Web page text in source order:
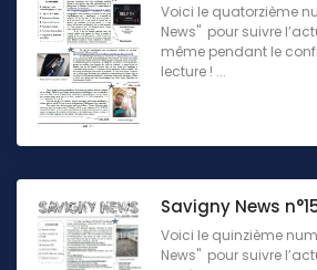
Voici le quatorzième
News" pour suivre
même pendant le
lecture ! ...
Savigny News
Voici le quinzième
News" pour suivre